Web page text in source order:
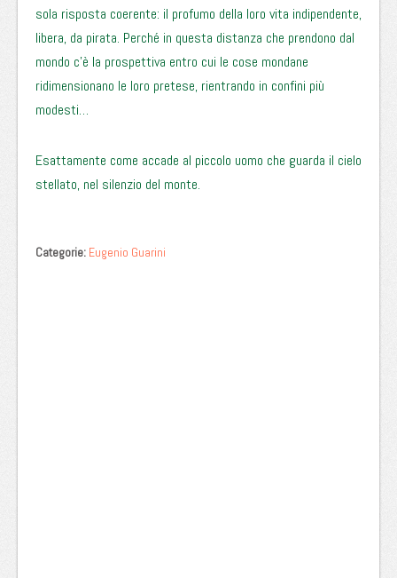
sola risposta coerente: il profumo della loro vita indipendente,
libera, da pirata. Perché in questa distanza che prendono dal
mondo c’è la prospettiva entro cui le cose mondane
ridimensionano le loro pretese, rientrando in confini più
modesti…
Esattamente come accade al piccolo uomo che guarda il cielo
stellato, nel silenzio del monte.
Categorie: Eugenio Guarini